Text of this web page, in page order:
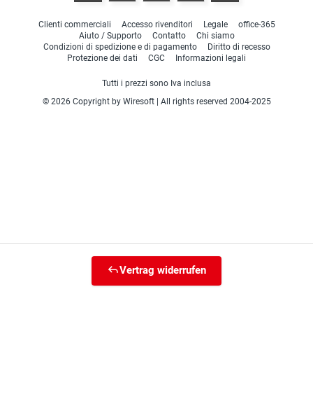
Clienti commerciali Accesso rivenditori Legale
office-365
Aiuto / Supporto
Contatto
Chi siamo
Condizioni di spedizione e di pagamento
Diritto di recesso
Protezione dei dati
CGC Informazioni legali
Tutti i prezzi sono Iva inclusa
© 2026 Copyright by Wiresoft | All rights reserved 2004-2025
Vertrag widerrufen